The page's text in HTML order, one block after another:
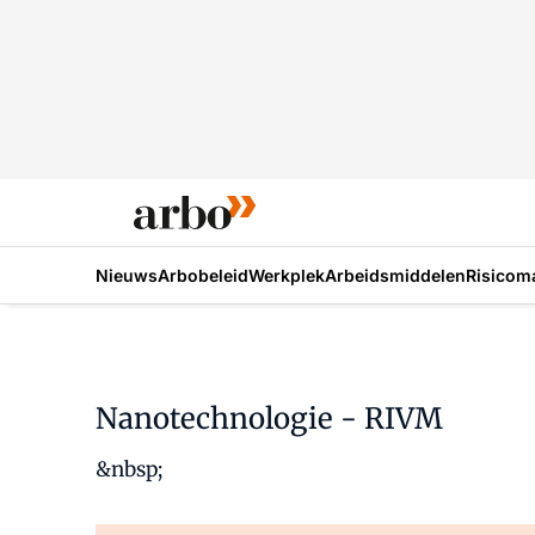
NieuwsArbobeleidWerkplekArbeidsmiddelen
Nanotechnologie - RIVM
&nbsp;